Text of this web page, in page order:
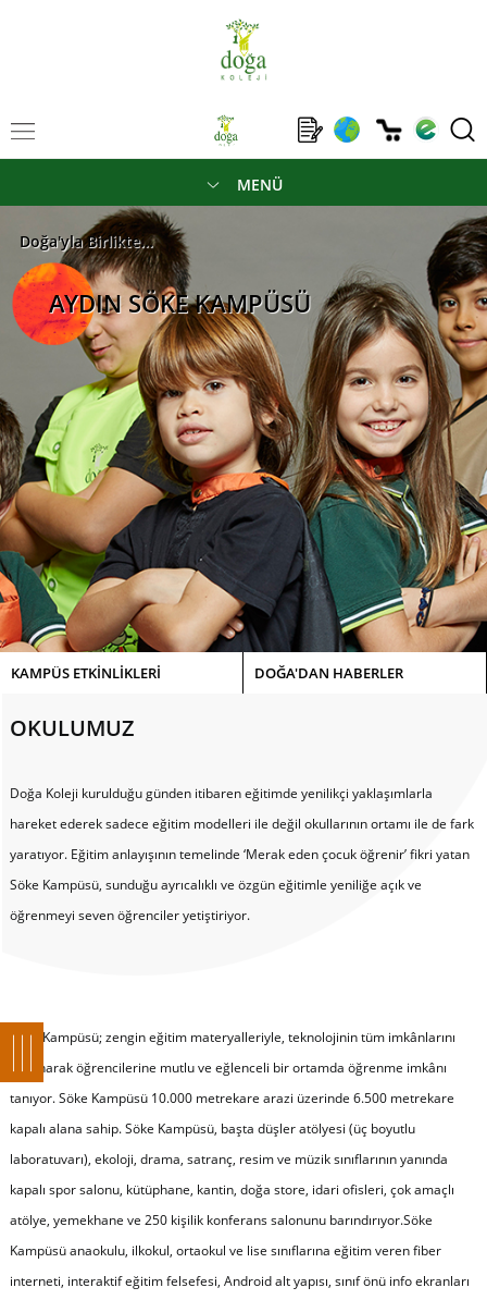
MENÜ
Doğa'yla Birlikte...
AYDIN SÖKE KAMPÜSÜ
KAMPÜS ETKİNLİKLERİ DOĞA'DAN HABERLER
OKULUMUZ
Doğa Koleji kurulduğu günden itibaren eğitimde yenilikçi yaklaşımlarla
hareket ederek sadece eğitim modelleri ile değil okullarının ortamı ile de fark
yaratıyor. Eğitim anlayışının temelinde ‘Merak eden çocuk öğrenir’ fikri yatan
Söke Kampüsü, sunduğu ayrıcalıklı ve özgün eğitimle yeniliğe açık ve
öğrenmeyi seven öğrenciler yetiştiriyor.
Söke Kampüsü; zengin eğitim materyalleriyle, teknolojinin tüm imkânlarını
kullanarak öğrencilerine mutlu ve eğlenceli bir ortamda öğrenme imkânı
tanıyor. Söke Kampüsü 10.000 metrekare arazi üzerinde 6.500 metrekare
kapalı alana sahip. Söke Kampüsü, başta düşler atölyesi (üç boyutlu
laboratuvarı), ekoloji, drama, satranç, resim ve müzik sınıflarının yanında
kapalı spor salonu, kütüphane, kantin, doğa store, idari ofisleri, çok amaçlı
atölye, yemekhane ve 250 kişilik konferans salonunu barındırıyor.Söke
Kampüsü anaokulu, ilkokul, ortaokul ve lise sınıflarına eğitim veren fiber
interneti, interaktif eğitim felsefesi, Android alt yapısı, sınıf önü info ekranları